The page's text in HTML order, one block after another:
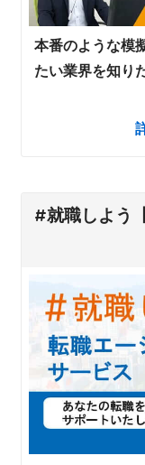
本番のような模
たい業界を知り
#就職しよう